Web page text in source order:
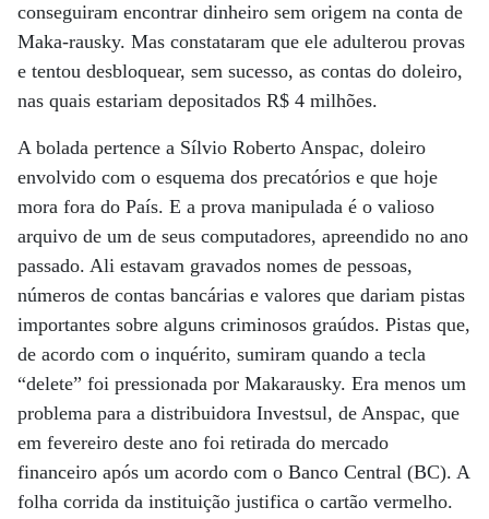
conseguiram encontrar dinheiro sem origem na conta de
Maka-rausky. Mas constataram que ele adulterou provas
e tentou desbloquear, sem sucesso, as contas do doleiro,
nas quais estariam depositados R$ 4 milhões.
A bolada pertence a Sílvio Roberto Anspac, doleiro
envolvido com o esquema dos precatórios e que hoje
mora fora do País. E a prova manipulada é o valioso
arquivo de um de seus computadores, apreendido no ano
passado. Ali estavam gravados nomes de pessoas,
números de contas bancárias e valores que dariam pistas
importantes sobre alguns criminosos graúdos. Pistas que,
de acordo com o inquérito, sumiram quando a tecla
“delete” foi pressionada por Makarausky. Era menos um
problema para a distribuidora Investsul, de Anspac, que
em fevereiro deste ano foi retirada do mercado
financeiro após um acordo com o Banco Central (BC). A
folha corrida da instituição justifica o cartão vermelho.